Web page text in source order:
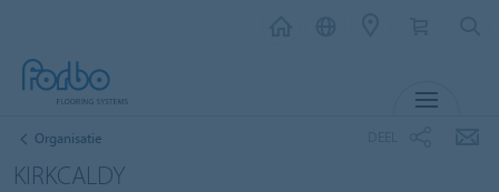
Organisatie
KIRKCALDY